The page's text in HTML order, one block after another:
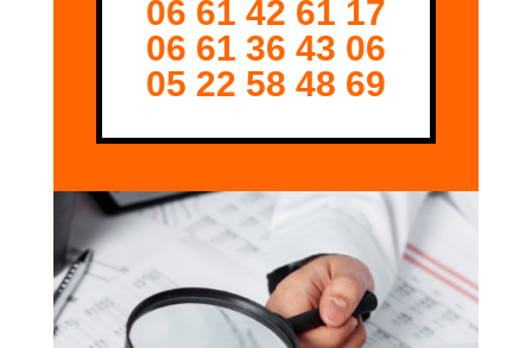
06 61 42 61 17
06 61 36 43 06
05 22 58 48 69